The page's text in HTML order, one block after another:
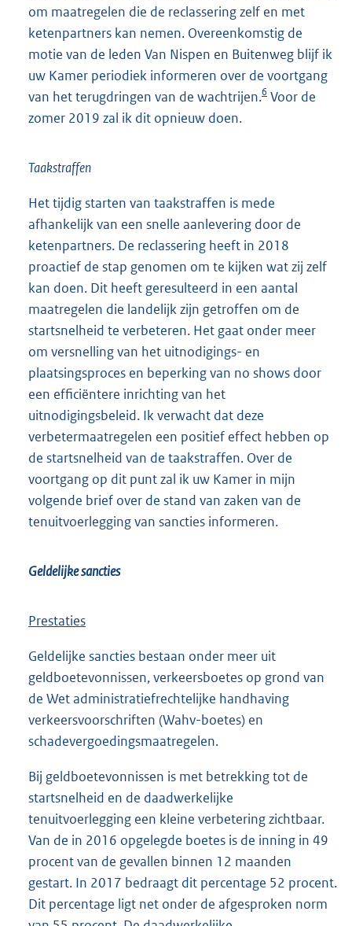
om maatregelen die de reclassering zelf en met
ketenpartners kan nemen. Overeenkomstig de
motie van de leden Van Nispen en Buitenweg blijf ik
uw Kamer periodiek informeren over de voortgang
van het terugdringen van de wachtrijen.6 Voor de
zomer 2019 zal ik dit opnieuw doen.
Taakstraffen
Het tijdig starten van taakstraffen is mede
afhankelijk van een snelle aanlevering door de
ketenpartners. De reclassering heeft in 2018
proactief de stap genomen om te kijken wat zij zelf
kan doen. Dit heeft geresulteerd in een aantal
maatregelen die landelijk zijn getroffen om de
startsnelheid te verbeteren. Het gaat onder meer
om versnelling van het uitnodigings- en
plaatsingsproces en beperking van no shows door
een efficiëntere inrichting van het
uitnodigingsbeleid. Ik verwacht dat deze
verbetermaatregelen een positief effect hebben op
de startsnelheid van de taakstraffen. Over de
voortgang op dit punt zal ik uw Kamer in mijn
volgende brief over de stand van zaken van de
tenuitvoerlegging van sancties informeren.
Geldelijke sancties
Prestaties
Geldelijke sancties bestaan onder meer uit
geldboetevonnissen, verkeersboetes op grond van
de Wet administratiefrechtelijke handhaving
verkeersvoorschriften (Wahv-boetes) en
schadevergoedingsmaatregelen.
Bij geldboetevonnissen is met betrekking tot de
startsnelheid en de daadwerkelijke
tenuitvoerlegging een kleine verbetering zichtbaar.
Van de in 2016 opgelegde boetes is de inning in 49
procent van de gevallen binnen 12 maanden
gestart. In 2017 bedraagt dit percentage 52 procent.
Dit percentage ligt net onder de afgesproken norm